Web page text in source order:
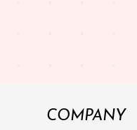
COMPANY